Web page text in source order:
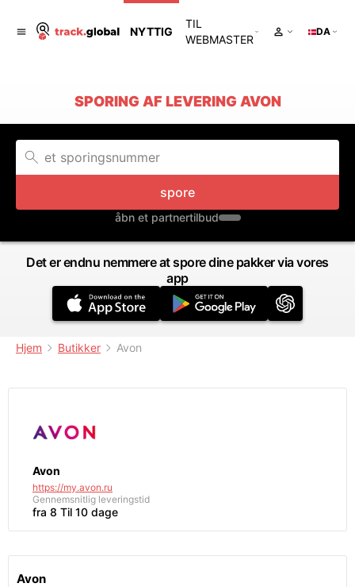
NYTTIG
TIL
WEBMASTER
DA
SPORING AF LEVERING AVON
spore
åbn et partnertilbud
Det er endnu nemmere at spore dine pakker via vores
app
Hjem Butikker Avon
Avon
https://my.avon.ru
Gennemsnitlig leveringstid
fra 8 Til 10 dage
Avon